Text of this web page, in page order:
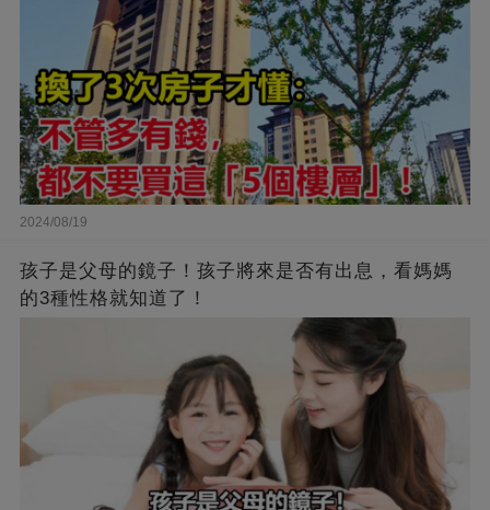
2024/08/19
孩子是父母的鏡子！孩子將來是否有出息，看媽媽
的3種性格就知道了！